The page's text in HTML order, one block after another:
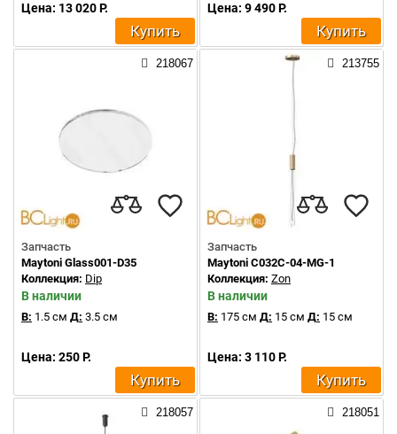
Цена: 13 020 Р.
Купить
Цена: 9 490 Р.
Купить
218067
Запчасть
Maytoni Glass001-D35
Коллекция: Dip
В наличии
В: 1.5 см Д: 3.5 см
Цена: 250 Р.
Купить
213755
Запчасть
Maytoni C032C-04-MG-1
Коллекция: Zon
В наличии
В: 175 см Д: 15 см Д: 15 см
Цена: 3 110 Р.
Купить
218057 218051